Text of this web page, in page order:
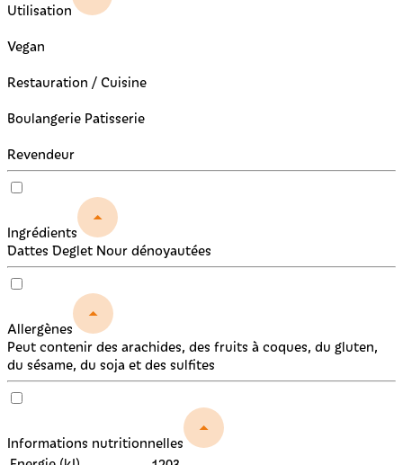
Utilisation
Vegan
Restauration / Cuisine
Boulangerie Patisserie
Revendeur
Ingrédients
Dattes Deglet Nour dénoyautées
Allergènes
Peut contenir des arachides, des fruits à coques, du gluten,
du sésame, du soja et des sulfites
Informations nutritionnelles